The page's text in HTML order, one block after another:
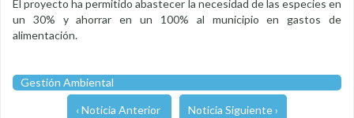
El proyecto ha permitido abastecer la necesidad de las especies en
un 30% y ahorrar en un 100% al municipio en gastos de
alimentación.
Gestión Ambiental
‹ Noticia Anterior Noticia Siguiente ›